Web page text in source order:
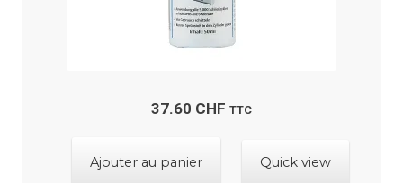
37.60 CHF TTC
Ajouter au panier Quick view